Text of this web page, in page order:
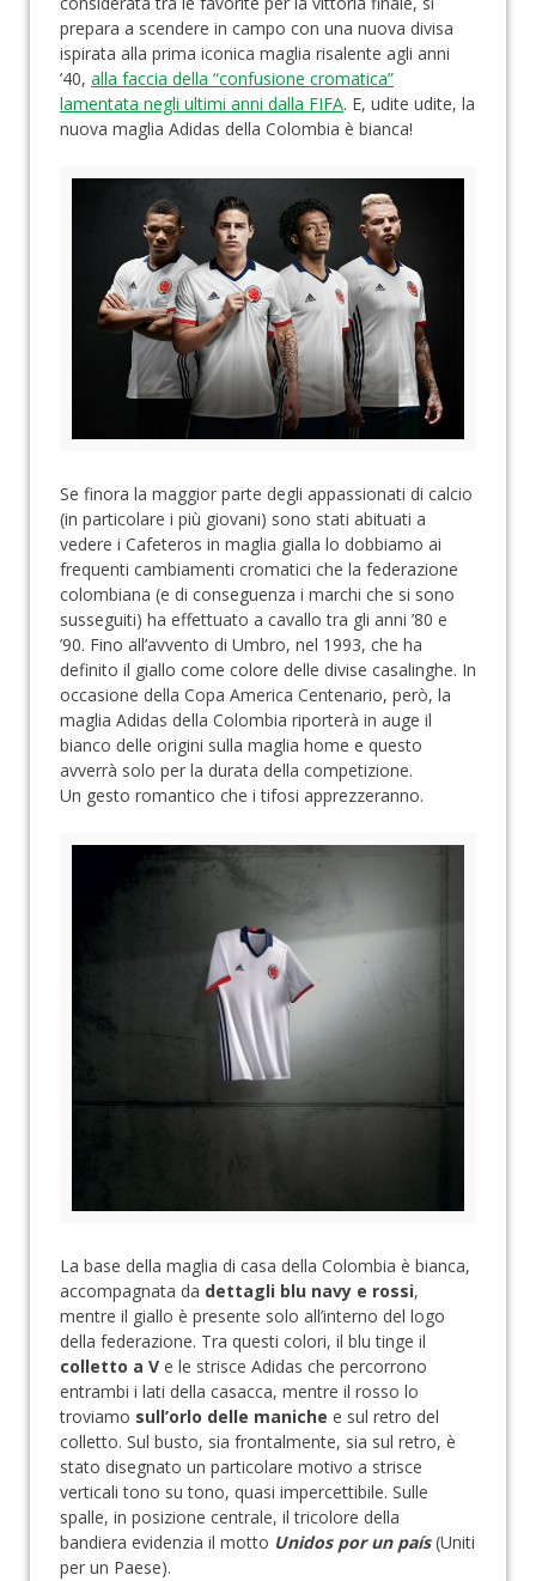
prepara a scendere in campo con una nuova divisa
ispirata alla prima iconica maglia risalente agli anni
’40, alla faccia della “confusione cromatica”
lamentata negli ultimi anni dalla FIFA. E, udite udite, la
nuova maglia Adidas della Colombia è bianca!
Se finora la maggior parte degli appassionati di calcio
(in particolare i più giovani) sono stati abituati a
vedere i Cafeteros in maglia gialla lo dobbiamo ai
frequenti cambiamenti cromatici che la federazione
colombiana (e di conseguenza i marchi che si sono
susseguiti) ha effettuato a cavallo tra gli anni ’80 e
’90. Fino all’avvento di Umbro, nel 1993, che ha
definito il giallo come colore delle divise casalinghe. In
occasione della Copa America Centenario, però, la
maglia Adidas della Colombia riporterà in auge il
bianco delle origini sulla maglia home e questo
avverrà solo per la durata della competizione.
Un gesto romantico che i tifosi apprezzeranno.
La base della maglia di casa della Colombia è bianca,
accompagnata da dettagli blu navy e rossi,
mentre il giallo è presente solo all’interno del logo
della federazione. Tra questi colori, il blu tinge il
colletto a V e le strisce Adidas che percorrono
entrambi i lati della casacca, mentre il rosso lo
troviamo sull’orlo delle maniche e sul retro del
colletto. Sul busto, sia frontalmente, sia sul retro, è
stato disegnato un particolare motivo a strisce
verticali tono su tono, quasi impercettibile. Sulle
spalle, in posizione centrale, il tricolore della
bandiera evidenzia il motto Unidos por un país(Uniti
per un Paese).